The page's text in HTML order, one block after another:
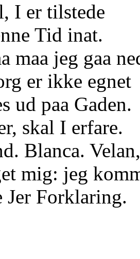
I er tilstede
Tid inat.
maa jeg gaa
er ikke egnet
ud paa Gaden.
skal I erfare.
Blanca.
mig: jeg
Jer Forklaring.